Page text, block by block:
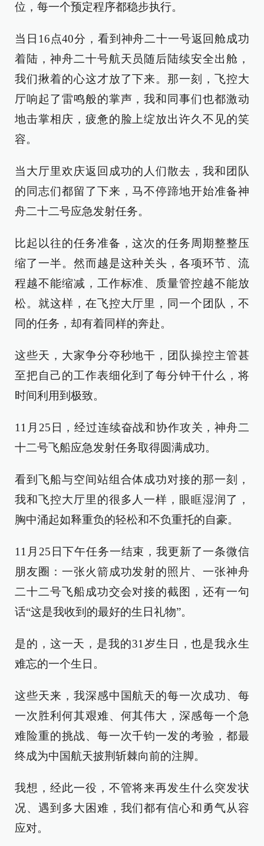
位，每一个预定程序都稳步执行。
当日16点40分，看到神舟二十一号返回舱成功
着陆，神舟二十号航天员随后陆续安全出舱，
我们揪着的心这才放了下来。那一刻，飞控大
厅响起了雷鸣般的掌声，我和同事们也都激动
地击掌相庆，疲惫的脸上绽放出许久不见的笑
容。
当大厅里欢庆返回成功的人们散去，我和团队
的同志们都留了下来，马不停蹄地开始准备神
舟二十二号应急发射任务。
比起以往的任务准备，这次的任务周期整整压
缩了一半。然而越是这种关头，各项环节、流
程越不能缩减，工作标准、质量管控越不能放
松。就这样，在飞控大厅里，同一个团队，不
同的任务，却有着同样的奔赴。
这些天，大家争分夺秒地干，团队操控主管甚
至把自己的工作表细化到了每分钟干什么，将
时间利用到极致。
11月25日，经过连续奋战和协作攻关，神舟二
十二号飞船应急发射任务取得圆满成功。
看到飞船与空间站组合体成功对接的那一刻，
我和飞控大厅里的很多人一样，眼眶湿润了，
胸中涌起如释重负的轻松和不负重托的自豪。
11月25日下午任务一结束，我更新了一条微信
朋友圈：一张火箭成功发射的照片、一张神舟
二十二号飞船成功交会对接的截图，还有一句
话“这是我收到的最好的生日礼物”。
是的，这一天，是我的31岁生日，也是我永生
难忘的一个生日。
这些天来，我深感中国航天的每一次成功、每
一次胜利何其艰难、何其伟大，深感每一个急
难险重的挑战、每一次千钧一发的考验，都最
终成为中国航天披荆斩棘向前的注脚。
我想，经此一役，不管将来再发生什么突发状
况、遇到多大困难，我们都有信心和勇气从容
应对。